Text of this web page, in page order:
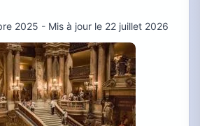
2025 - Mis à jour le 22 juillet 2026